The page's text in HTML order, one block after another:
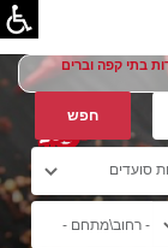
בתי קפה וברים